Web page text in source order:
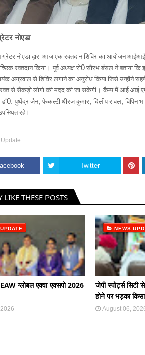
नोएडा
ग्रेटर नोएडा द्वारा आज एक रक्तदान शिविर का आयोजन
रक्तदान किया। पूर्व अध्यक्ष रो0सौरभ बंसल ने बताया
अग्रवाल से शिविर लगाने का अनुरोध किया जिसे उन्होंने
रक्त से सैकड़ो लोगो की मदद की जा सकेगी। कैम्प मैं आई आई
डॉ0. पुष्पेंद्र जैन, फेकल्टी धीरज कुमार, दिलीप रावल, विपिन
रहे।
Twitter
LIKE THESE POSTS
ग्लोबल एक्वा एक्सपो 2026
NEWS
जेपी स्पोर्ट्स सिटी
होने पर भड़का
August 06,